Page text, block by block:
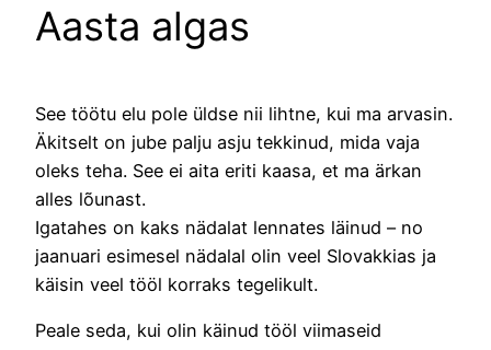
Aasta algas
See töötu elu pole üldse nii lihtne, kui ma arvasin.
Äkitselt on jube palju asju tekkinud, mida vaja
oleks teha. See ei aita eriti kaasa, et ma ärkan
alles lõunast.
Igatahes on kaks nädalat lennates läinud – no
jaanuari esimesel nädalal olin veel Slovakkias ja
käisin veel tööl korraks tegelikult.
Peale seda, kui olin käinud tööl viimaseid